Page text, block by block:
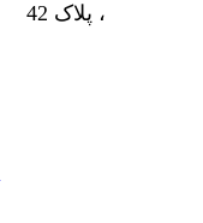
، پلاک 42